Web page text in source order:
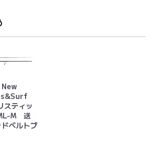
ティッ
M 送
ベルトプ